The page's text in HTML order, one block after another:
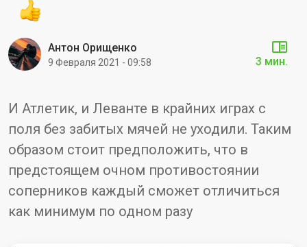
И Атлетик, и Леванте в крайних играх с
поля без забитых мячей не уходили. Таким
образом стоит предположить, что в
предстоящем очном противостоянии
соперников каждый сможет отличиться
как минимум по одном разу
Антон Орищенко
9 Февраля 2021 - 09:58 3 мин.